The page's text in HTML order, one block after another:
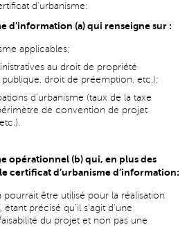
d’urbanisme:
d’information (a) qui renseigne sur :
applicables;
au droit de propriété
publique, droit de préemption, etc.);
d'urbanisme (taux de la taxe
de convention de projet
opérationnel (b) qui, en plus des
certificat d’urbanisme d’information:
pourrait être utilisé pour la réalisation
précisé qu’il s’agit d’une
du projet et non pas une